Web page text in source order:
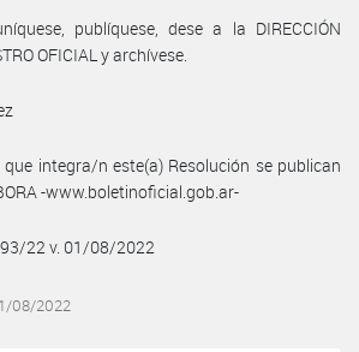
publíquese, dese a la DIRECCIÓN
OFICIAL y archívese.
integra/n este(a) Resolución se publican
-www.boletinoficial.gob.ar-
22 v. 01/08/2022
08/2022